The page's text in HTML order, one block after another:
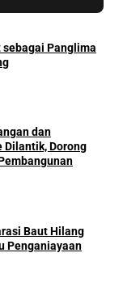
sebagai Panglima
dan
Dilantik, Dorong
Baut Hilang
Penganiayaan